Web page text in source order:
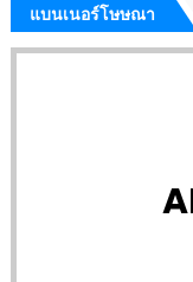
แบนเนอร์โษษณา